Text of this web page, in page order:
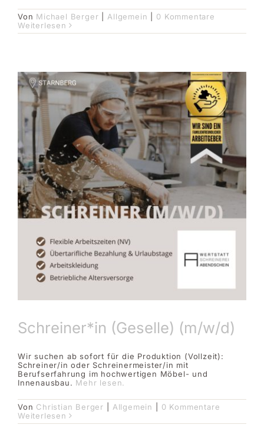
Von Michael Berger Allgemein
0 Kommentare
Weiterlesen
Schreiner*in (Geselle) (m/w/d)
Wir suchen ab sofort für die Produktion (Vollzeit):
Schreiner/in oder Schreinermeister/in mit
Berufserfahrung im hochwertigen Möbel- und
Innenausbau. Mehr lesen.
Von Christian Berger Allgemein
0 Kommentare
Weiterlesen